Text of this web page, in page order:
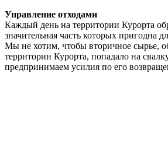
Управление отходами
Каждый день на территории Курорта
значительная часть которых пригодна
Мы не хотим, чтобы вторичное сырье,
территории Курорта, попадало на
предпринимаем усилия по его